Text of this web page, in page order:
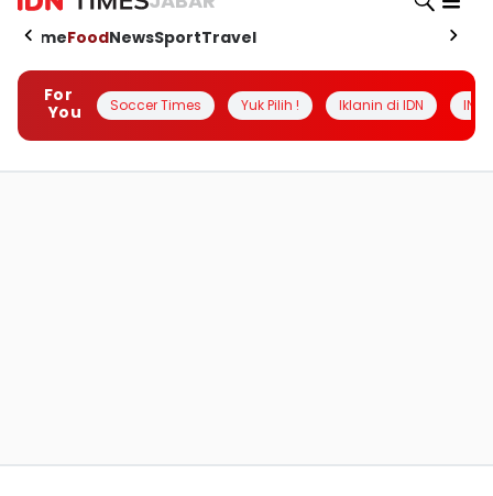
HomeFoodNewsSportTravel
For
You
Soccer Times Yuk Pilih ! Iklanin di IDN